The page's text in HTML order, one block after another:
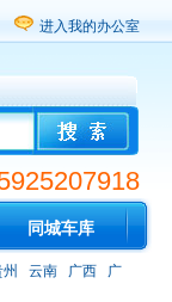
进入我的办公室
同城车库
云南 广西
广